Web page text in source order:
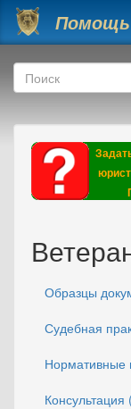
Перейти к основному
Помощь
Форма
Поиск
Образцы
Судебная
Нормативные